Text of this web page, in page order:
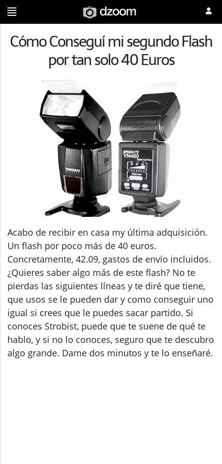
Cómo Conseguí mi segundo Flash
por tan solo 40 Euros
Acabo de recibir en casa my última adquisición.
Un flash por poco más de 40 euros.
Concretamente, 42.09, gastos de envío incluidos.
¿Quieres saber algo más de este flash? No te
pierdas las siguientes líneas y te diré que tiene,
que usos se le pueden dar y como conseguir uno
igual si crees que le puedes sacar partido. Si
conoces Strobist, puede que te suene de qué te
hablo, y si no lo conoces, seguro que te descubro
algo grande. Dame dos minutos y te lo enseñaré.